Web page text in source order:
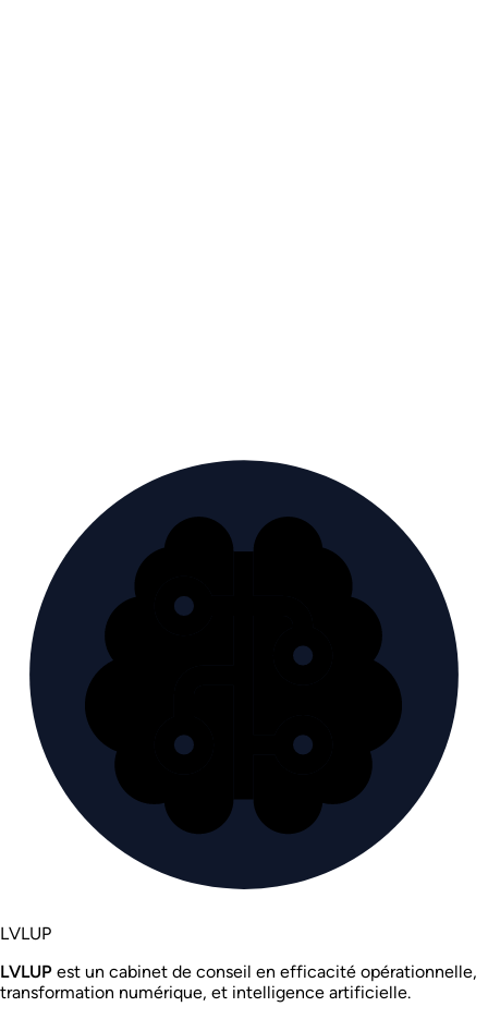
LVLUP
LVLUP est un cabinet de conseil en efficacité opérationnelle,
transformation numérique, et intelligence artificielle.